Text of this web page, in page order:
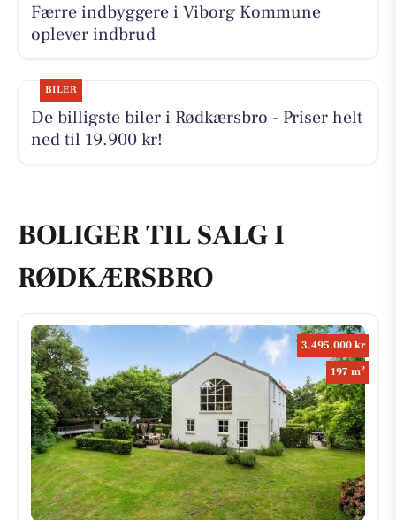
Færre indbyggere i Viborg Kommune
oplever indbrud
BILER
De billigste biler i Rødkærsbro - Priser helt
ned til 19.900 kr!
BOLIGER TIL SALG I
RØDKÆRSBRO
3.495.000 kr
197 m2